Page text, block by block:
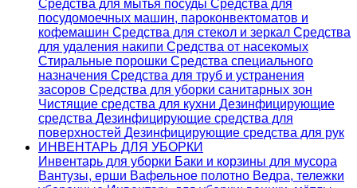
Средства для мытья посуды Средства для
посудомоечных машин, пароконвектоматов и
кофемашин Средства для стекол и зеркал Средства
для удаления накипи Средства от насекомых
Стиральные порошки Cредства специального
назначения Средства для труб и устранения
засоров Средства для уборки санитарных зон
Чистящие средства для кухни Дезинфицирующие
средства Дезинфицирующие средства для
поверхностей Дезинфицирующие средства для рук
ИНВЕНТАРЬ ДЛЯ УБОРКИ
Инвентарь для уборки Баки и корзины для мусора
Вантузы, ерши Вафельное полотно Ведра, тележки